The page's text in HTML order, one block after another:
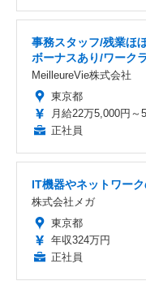
事務スタッフ/残業ほ
ボーナスあり/ワーク
MeilleureVie株式会社
東京都
月給22万5,000円～
正社員
IT機器やネットワー
株式会社メガ
東京都
年収324万円
正社員